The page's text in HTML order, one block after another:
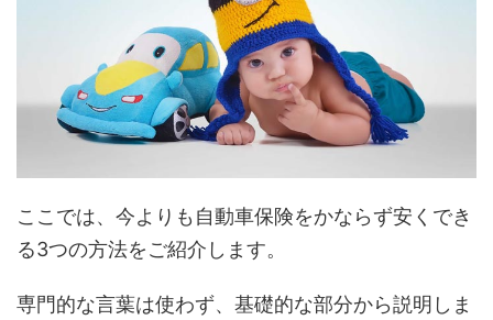
ここでは、今よりも自動車保険をかならず安くでき
る3つの方法をご紹介します。
専門的な言葉は使わず、基礎的な部分から説明しま